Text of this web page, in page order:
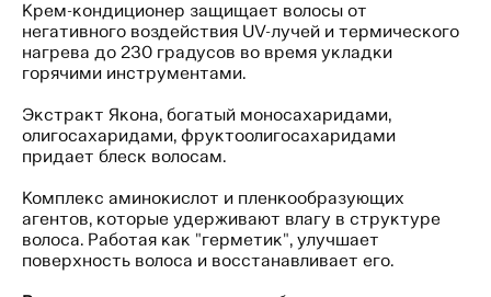
Крем-кондиционер защищает волосы от
негативного воздействия UV-лучей и термического
нагрева до 230 градусов во время укладки
горячими инструментами.
Экстракт Якона, богатый моносахаридами,
олигосахаридами, фруктоолигосахаридами
придает блеск волосам.
Комплекс аминокислот и пленкообразующих
агентов, которые удерживают влагу в структуре
волоса. Работая как "герметик", улучшает
поверхность волоса и восстанавливает его.